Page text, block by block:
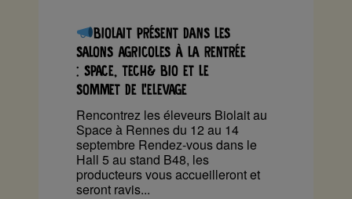
BIOLAIT PRÉSENT DANS LES
SALONS AGRICOLES À LA RENTRÉE
: SPACE, TECH& BIO ET LE
SOMMET DE L’ELEVAGE
Rencontrez les éleveurs Biolait au
Space à Rennes du 12 au 14
septembre Rendez-vous dans le
Hall 5 au stand B48, les
producteurs vous accueilleront et
seront ravis...